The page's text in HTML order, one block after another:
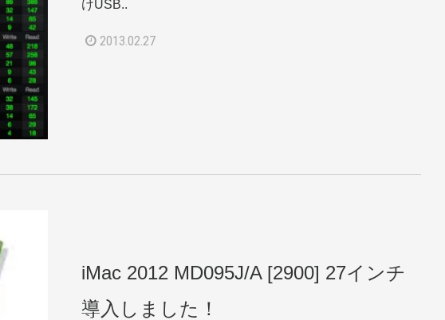
けUSB..
2013.02.27
iMac 2012 MD095J/A [2900] 27インチ
導入しました！